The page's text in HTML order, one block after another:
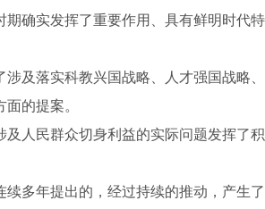
位计 磁翻板液位计
确实发挥了重要作用、具有鲜明时代
及落实科教兴国战略、人才强国战略
的提案。
人民群众切身利益的实际问题发挥了
多年提出的，经过持续的推动，产生